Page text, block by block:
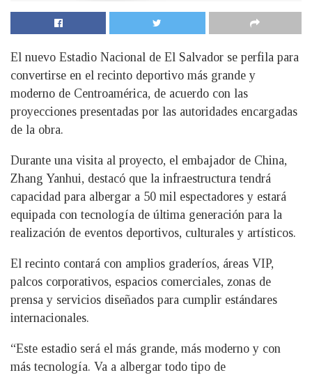
El nuevo Estadio Nacional de El Salvador se perfila para
convertirse en el recinto deportivo más grande y
moderno de Centroamérica, de acuerdo con las
proyecciones presentadas por las autoridades encargadas
de la obra.
Durante una visita al proyecto, el embajador de China,
Zhang Yanhui, destacó que la infraestructura tendrá
capacidad para albergar a 50 mil espectadores y estará
equipada con tecnología de última generación para la
realización de eventos deportivos, culturales y artísticos.
El recinto contará con amplios graderíos, áreas VIP,
palcos corporativos, espacios comerciales, zonas de
prensa y servicios diseñados para cumplir estándares
internacionales.
“Este estadio será el más grande, más moderno y con
más tecnología. Va a albergar todo tipo de